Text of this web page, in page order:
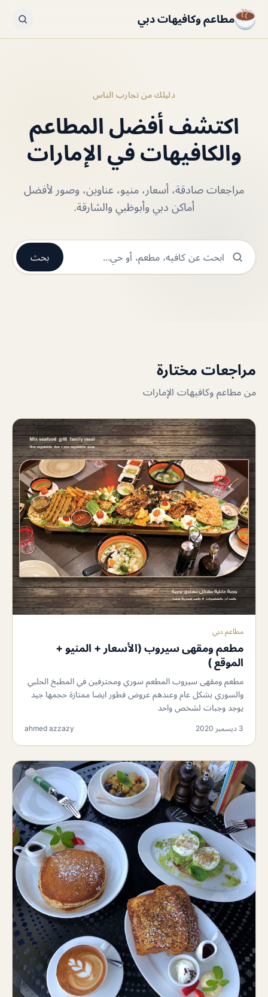
مطاعم وكافيهات دبي
دليلك من تجارب الناس
اكتشف أفضل المطاعم
والكافيهات في الإمارات
مراجعات صادقة، أسعار، منيو، عناوين، وصور لأفضل
أماكن دبي وأبوظبي والشارقة.
بحث
مراجعات مختارة
من مطاعم وكافيهات الإمارات
مطاعم دبي
مطعم ومقهى سيروب (الأسعار + المنيو +
الموقع )
مطعم ومقهى سيروب المطعم سوري ومحترفين في المطبخ الحلبي
والسوري بشكل عام وعندهم عروض فطور ايضا ممتازة حجمها جيد
يوجد وجبات لشخص واحد
3 ديسمبر 2020 ahmed azzazy